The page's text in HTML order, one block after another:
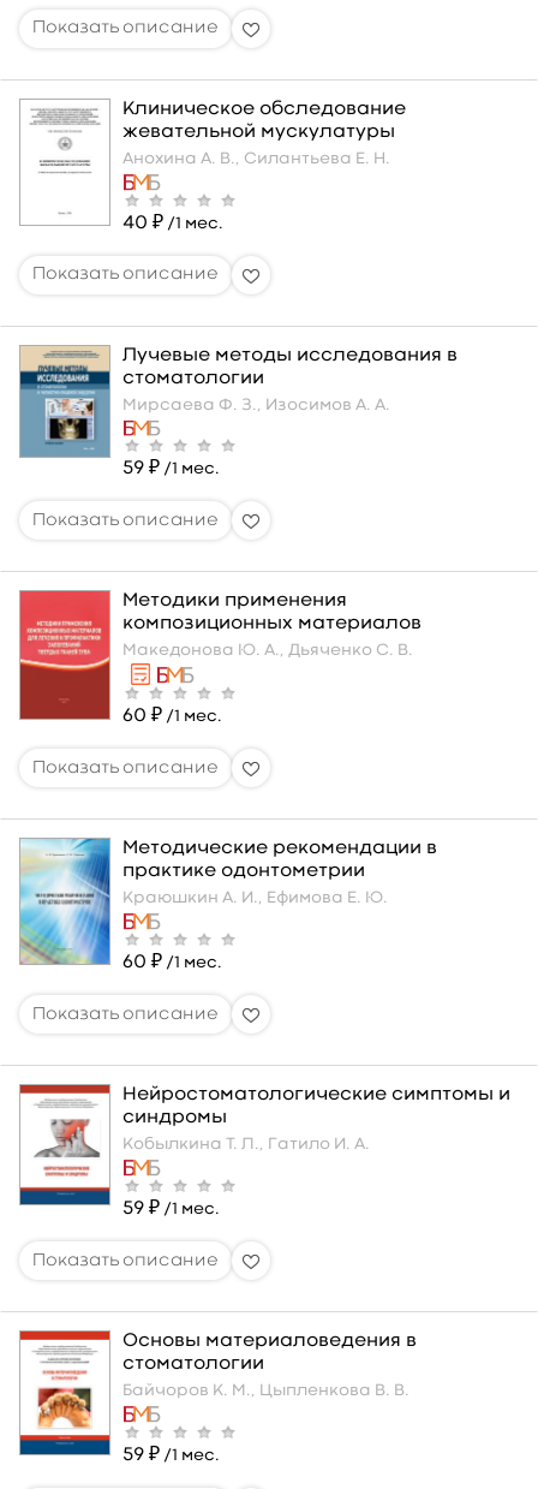
Клиническое обследование
жевательной мускулатуры
Анохина А. В., Силантьева Е. Н.
40 ₽ /1 мес.
Лучевые методы исследования в
стоматологии
Мирсаева Ф. З., Изосимов А. А.
59 ₽ /1 мес.
Методики применения
композиционных материалов
Македонова Ю. А., Дьяченко С. В.
60 ₽ /1 мес.
Методические рекомендации в
практике одонтометрии
Краюшкин А. И., Ефимова Е. Ю.
60 ₽ /1 мес.
Нейростоматологические симптомы и
синдромы
Кобылкина Т. Л., Гатило И. А.
59 ₽ /1 мес.
Основы материаловедения в
стоматологии
Байчоров К. М., Цыпленкова В. В.
59 ₽ /1 мес.